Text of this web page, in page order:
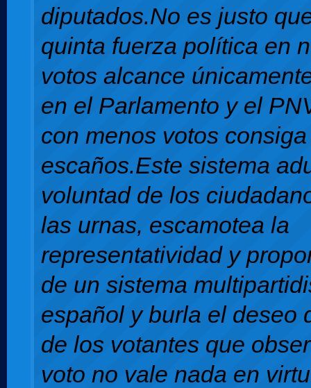
diputados.No es justo
quinta fuerza política en
votos alcance
en el Parlamento y el
con menos votos
escaños.Este sistema
voluntad de los
las urnas, escamotea la
representatividad y
de un sistema
español y burla el deseo
de los votantes que
voto no vale nada en